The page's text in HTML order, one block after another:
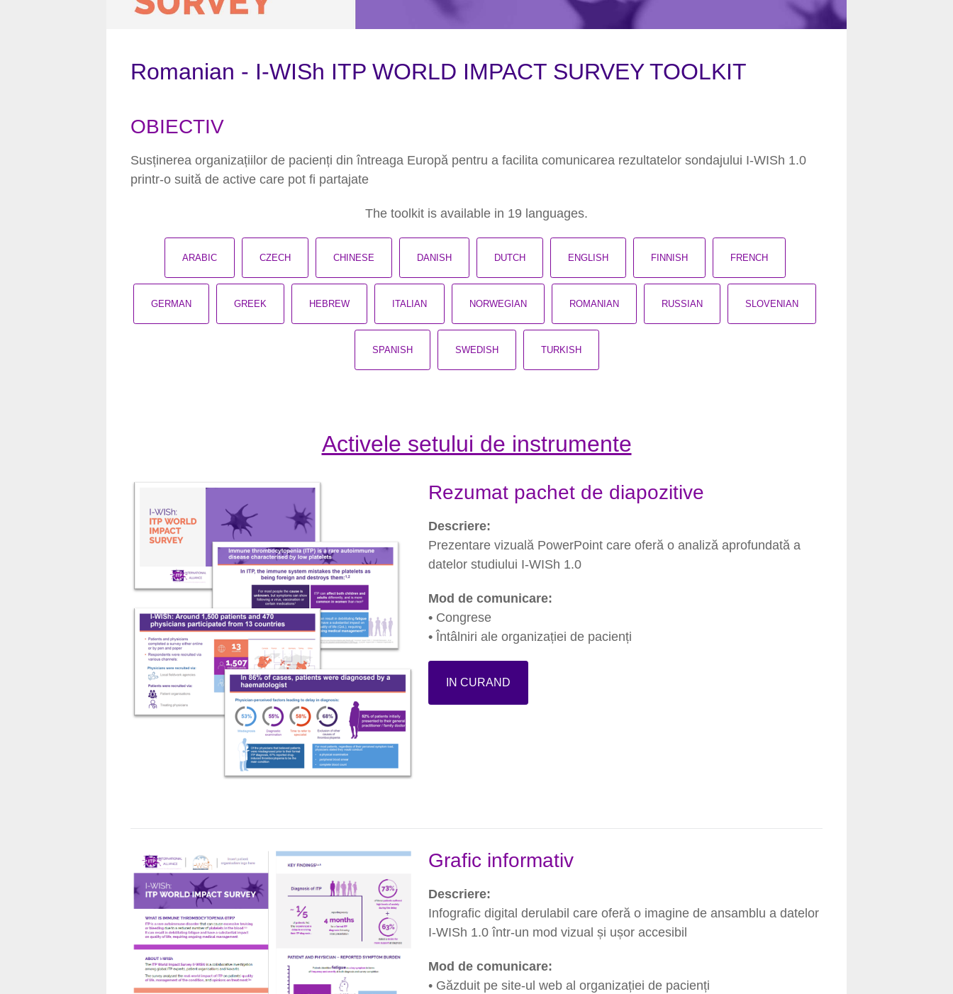
Romanian - I-WISh ITP WORLD IMPACT SURVEY TOOLKIT
OBIECTIV
Susținerea organizațiilor de pacienți din întreaga Europă pentru a facilita comunicarea rezultatelor sondajului I-WISh 1.0
printr-o suită de active care pot fi partajate
The toolkit is available in 19 languages.
ARABIC CZECH CHINESE DANISH DUTCH ENGLISH FINNISH FRENCH
GERMAN GREEK HEBREW ITALIAN NORWEGIAN ROMANIAN RUSSIAN SLOVENIAN
SPANISH SWEDISH TURKISH
Activele setului de instrumente
Rezumat pachet de diapozitive
Descriere:
Prezentare vizuală PowerPoint care oferă o analiză aprofundată a
datelor studiului I-WISh 1.0
Mod de comunicare:
• Congrese
•Întâlniri ale organizației de pacienți
IN CURAND
Grafic informativ
Descriere:
Infografic digital derulabil care oferă o imagine de ansamblu a datelor
I-WISh 1.0 într-un mod vizual și ușor accesibil
Mod de comunicare:
• Găzduit pe site-ul web al organizației de pacienți